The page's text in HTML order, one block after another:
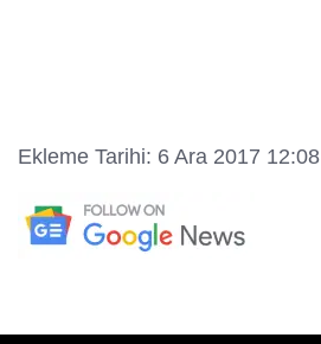
Ekleme Tarihi: 6 Ara 2017 12:08